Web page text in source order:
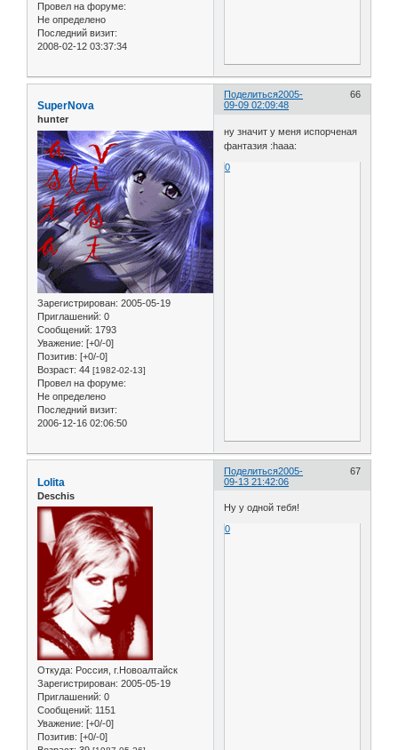
Провел на форуме:
Не определено
Последний визит:
2008-02-12 03:37:34
Поделиться 66
2005-
09-09 02:09:48
SuperNova
hunter
Зарегистрирован: 2005-05-19
Приглашений: 0
Сообщений: 1793
Уважение: [+0/-0]
Позитив: [+0/-0]
Возраст: 44 [1982-02-13]
Провел на форуме:
Не определено
Последний визит:
2006-12-16 02:06:50
ну значит у меня испорченая
фантазия :haaa:
0
Поделиться 67
2005-
09-13 21:42:06
Lolita
Deschis
Откуда: Россия, г.Новоалтайск
Зарегистрирован: 2005-05-19
Приглашений: 0
Сообщений: 1151
Уважение: [+0/-0]
Позитив: [+0/-0]
Ну у одной тебя!
0